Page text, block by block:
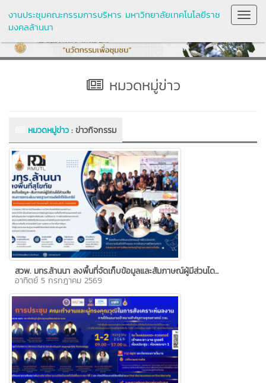
งานประชุมคณะกรรมการบริหาร มหาวิทยาลัยเทคโนโลยีราช
มงคลล้านนา
หมวดหมู่ข่าว
หมวดหมู่ข่าว:ข่าวกิจกรรม
สวพ. มทร.ล้านนา ลงพื้นที่จัดเก็บข้อมูลและสัมภาษณ์ผู้มีส่วนได...
อาทิตย์ 5 กรกฎาคม 2569